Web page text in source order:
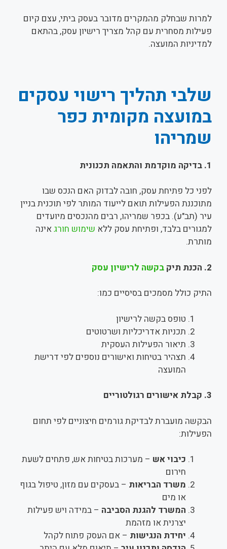
למרות שבחלק מהמקרים מדובר בעסק ביתי, עצם קיום
פעילות מסחרית עם קהל מצריך רישיון עסק, בהתאם
למדיניות המועצה.
שלבי תהליך רישוי עסקים
במועצה מקומית כפר
שמריהו
1. בדיקה מוקדמת והתאמה תכנונית
לפני כל פתיחת עסק, חובה לבדוק האם הנכס שבו
מתוכננת הפעילות תואם לייעוד המותר לפי תוכנית בניין
עיר (תב"ע). בכפר שמריהו, רבים מהנכסים מיועדים
למגורים בלבד, ופתיחת עסק ללא שימוש חורגאינה
מותרת.
2. הכנת תיק בקשה לרישיון עסק
התיק כולל מסמכים בסיסיים כמו:
טופס בקשה לרישיון
תכניות אדריכליות ושרטוטים
תיאור הפעילות העסקית
תצהיר בטיחות ואישורים נוספים לפי דרישת
המועצה
3. קבלת אישורים רגולטוריים
הבקשה מועברת לבדיקת גורמים חיצוניים לפי תחום
הפעילות:
כיבוי אש – מערכות בטיחות אש, פתחים לשעת
חירום
משרד הבריאות – בעסקים עם מזון, טיפול בגוף
או מים
המשרד להגנת הסביבה – במידה ויש פעילות
יצרנית או מזהמת
יחידת הנגישות – אם העסק פתוח לקהל